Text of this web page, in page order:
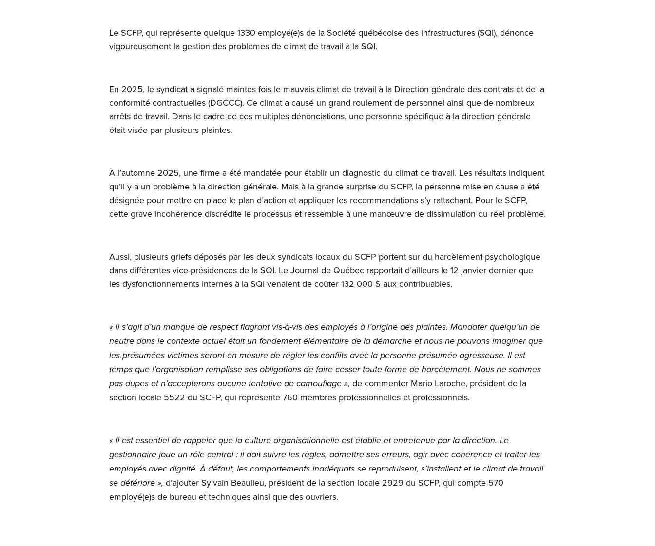
Le SCFP, qui représente quelque 1330 employé(e)s de la Société québécoise des infrastructures (SQI), dénonce
vigoureusement la gestion des problèmes de climat de travail à la SQI.
En 2025, le syndicat a signalé maintes fois le mauvais climat de travail à la Direction générale des contrats et de la
conformité contractuelles (DGCCC). Ce climat a causé un grand roulement de personnel ainsi que de nombreux
arrêts de travail. Dans le cadre de ces multiples dénonciations, une personne spécifique à la direction générale
était visée par plusieurs plaintes.
À l’automne 2025, une firme a été mandatée pour établir un diagnostic du climat de travail. Les résultats indiquent
qu’il y a un problème à la direction générale. Mais à la grande surprise du SCFP, la personne mise en cause a été
désignée pour mettre en place le plan d’action et appliquer les recommandations s’y rattachant. Pour le SCFP,
cette grave incohérence discrédite le processus et ressemble à une manœuvre de dissimulation du réel problème.
Aussi, plusieurs griefs déposés par les deux syndicats locaux du SCFP portent sur du harcèlement psychologique
dans différentes vice-présidences de la SQI. Le Journal de Québec rapportait d’ailleurs le 12 janvier dernier que
les dysfonctionnements internes à la SQI venaient de coûter 132 000 $ aux contribuables.
« Il s’agit d’un manque de respect flagrant vis-à-vis des employés à l’origine des plaintes. Mandater quelqu’un de
neutre dans le contexte actuel était un fondement élémentaire de la démarche et nous ne pouvons imaginer que
les présumées victimes seront en mesure de régler les conflits avec la personne présumée agresseuse. Il est
temps que l’organisation remplisse ses obligations de faire cesser toute forme de harcèlement. Nous ne sommes
pas dupes et n’accepterons aucune tentative de camouflage », de commenter Mario Laroche, président de la
section locale 5522 du SCFP, qui représente 760 membres professionnelles et professionnels.
« Il est essentiel de rappeler que la culture organisationnelle est établie et entretenue par la direction. Le
gestionnaire joue un rôle central : il doit suivre les règles, admettre ses erreurs, agir avec cohérence et traiter les
employés avec dignité. À défaut, les comportements inadéquats se reproduisent, s’installent et le climat de travail
se détériore », d’ajouter Sylvain Beaulieu, président de la section locale 2929 du SCFP, qui compte 570
employé(e)s de bureau et techniques ainsi que des ouvriers.